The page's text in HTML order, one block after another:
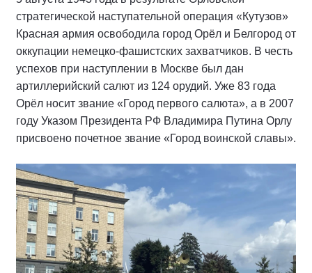
стратегической наступательной операция «Кутузов»
Красная армия освободила город Орёл и Белгород от
оккупации немецко-фашистских захватчиков. В честь
успехов при наступлении в Москве был дан
артиллерийский салют из 124 орудий. Уже 83 года
Орёл носит звание «Город первого салюта», а в 2007
году Указом Президента РФ Владимира Путина Орлу
присвоено почетное звание «Город воинской славы».